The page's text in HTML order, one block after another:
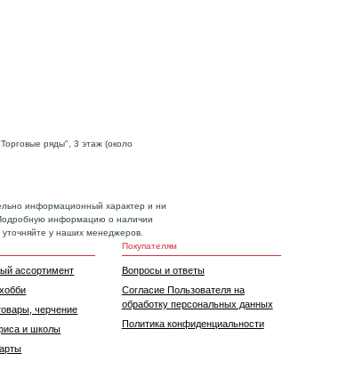
ряды", 3 этаж (около
информационный характер и ни
Подробную информацию о наличии
у наших менеджеров.
ассортимент
черчение
и школы
Покупателям
Вопросы и ответы
Согласие Пользователя на
обработку персональных данных
Политика конфиденциальности